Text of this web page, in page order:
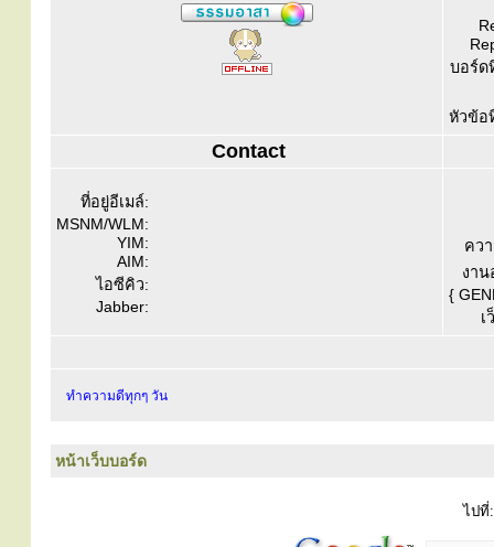
บอร์ด
หัวข้อ
Contact
ที่อยู่อีเมล์:
MSNM/WLM:
YIM:
AIM:
ไอซีคิว:
Jabber:
คว
งาน
{
เ
ทำความดีทุกๆ วัน
หน้าเว็บบอร์ด
ไปที่: